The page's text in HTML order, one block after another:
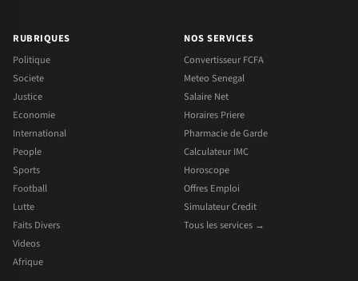
RUBRIQUES
Politique
Societe
Justice
Economie
International
People
Sports
Football
Lutte
Faits Divers
Videos
Afrique
NOS SERVICES
Convertisseur FCFA
Meteo Senegal
Salaire Net
Horaires Priere
Pharmacie de Garde
Calculateur IMC
Horoscope
Offres Emploi
Simulateur Credit
Tous les services →